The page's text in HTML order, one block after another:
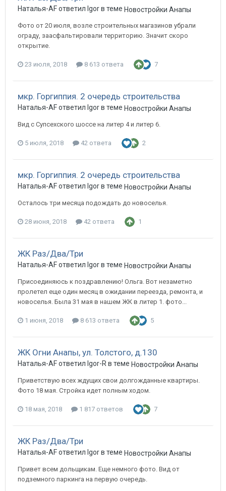
Наталья-AF ответил Igor в теме Новостройки Анапы
Фото от 20 июля, возле строительных магазинов убрали
ограду, заасфальтировали территорию. Значит скоро
открытие.
23 июля, 2018 8 613 ответа 7
мкр. Горгиппия. 2 очередь строительства
Наталья-AF ответил Igor в теме Новостройки Анапы
Вид с Супсехского шоссе на литер 4 и литер 6.
5 июля, 2018 42 ответа 2
мкр. Горгиппия. 2 очередь строительства
Наталья-AF ответил Igor в теме Новостройки Анапы
Осталось три месяца подождать до новоселья.
28 июня, 2018 42 ответа 1
ЖК Раз/Два/Три
Наталья-AF ответил Igor в теме Новостройки Анапы
Присоединяюсь к поздравлению! Ольга. Вот незаметно
пролетел еще один месяц в ожидании переезда, ремонта, и
новоселья. Была 31 мая в нашем ЖК в литер 1. фото...
1 июня, 2018 8 613 ответа 5
ЖК Огни Анапы, ул. Толстого, д.130
Наталья-AF ответил Igor-R в теме Новостройки Анапы
Приветствую всех ждущих свои долгожданные квартиры.
Фото 18 мая. Стройка идет полным ходом.
18 мая, 2018 1 817 ответов 7
ЖК Раз/Два/Три
Наталья-AF ответил Igor в теме Новостройки Анапы
Привет всем дольщикам. Еще немного фото. Вид от
подземного паркинга на первую очередь.